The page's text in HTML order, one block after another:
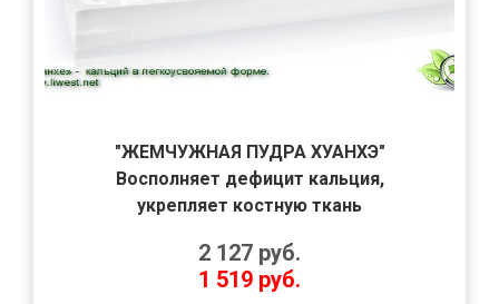
"ЖЕМЧУЖНАЯ ПУДРА ХУАНХЭ"
Восполняет дефицит кальция,
укрепляет костную ткань
2 127 руб.
1 519 руб.